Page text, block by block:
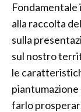
Fondamentale
alla raccolta
sulla
sul nostro
le
farlo